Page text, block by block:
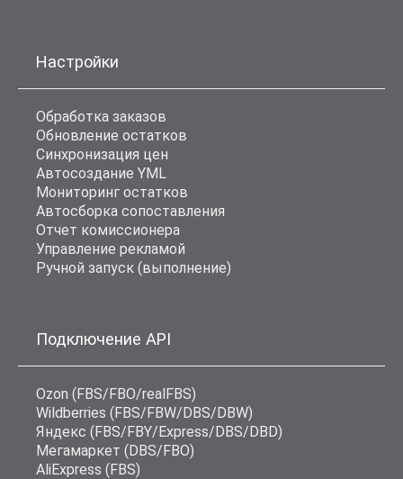
Настройки
Обработка заказов
Обновление остатков
Синхронизация цен
Автосоздание YML
Мониторинг остатков
Автосборка сопоставления
Отчет комиссионера
Управление рекламой
Ручной запуск (выполнение)
Подключение API
Ozon (FBS/FBO/realFBS)
Wildberries (FBS/FBW/DBS/DBW)
Яндекс (FBS/FBY/Express/DBS/DBD)
Мегамаркет (DBS/FBO)
AliExpress (FBS)